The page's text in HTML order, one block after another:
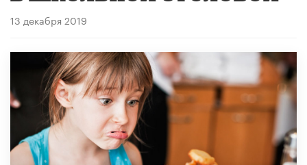
13 декабря 2019